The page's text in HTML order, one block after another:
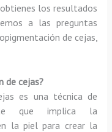
los resultados
a las preguntas
de cejas,
de cejas?
es una técnica de
que implica la
la piel para crear la